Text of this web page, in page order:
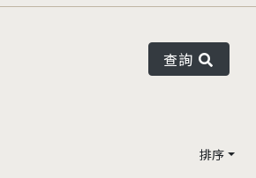
查詢
排序